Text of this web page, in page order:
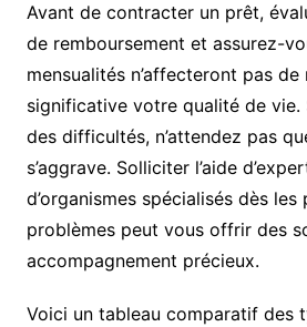
Avant de contracter un prêt,
de remboursement et assurez-
mensualités n’affecteront pas de
significative votre qualité de vie.
des difficultés, n’attendez pas
s’aggrave. Solliciter l’aide
d’organismes spécialisés dès
problèmes peut vous offrir des
accompagnement précieux.
Voici un tableau comparatif des